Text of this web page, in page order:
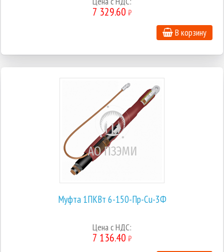
7 329.60 ₽
В корзину
Муфта 1ПКВт 6-150-Пр-Cu-3Ф
Цена с НДС:
7 136.40 ₽